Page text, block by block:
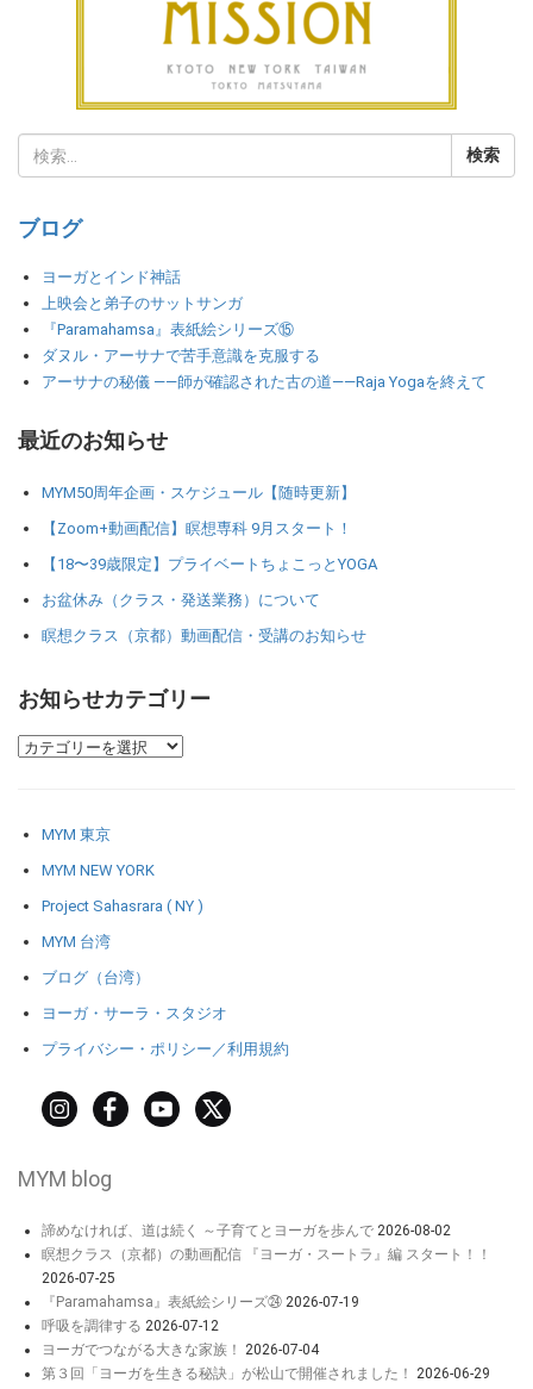
ブログ
ヨーガとインド神話
上映会と弟子のサットサンガ
『Paramahamsa』表紙絵シリーズ⑮
ダヌル・アーサナで苦手意識を克服する
アーサナの秘儀 ――師が確認された古の道――Raja Yogaを終えて
最近のお知らせ
MYM50周年企画・スケジュール【随時更新】
【Zoom+動画配信】瞑想専科 9月スタート！
【18〜39歳限定】プライベートちょこっとYOGA
お盆休み（クラス・発送業務）について
瞑想クラス（京都）動画配信・受講のお知らせ
お知らせカテゴリー
MYM 東京
MYM NEW YORK
Project Sahasrara ( NY )
MYM 台湾
ブログ（台湾）
ヨーガ・サーラ・スタジオ
プライバシー・ポリシー／利用規約
MYM blog
諦めなければ、道は続く ～子育てとヨーガを歩んで 2026-08-02
瞑想クラス（京都）の動画配信 『ヨーガ・スートラ』編 スタート！！
2026-07-25
『Paramahamsa』表紙絵シリーズ㉔ 2026-07-19
呼吸を調律する 2026-07-12
ヨーガでつながる大きな家族！
2026-07-04
第３回「ヨーガを生きる秘訣」が松山で開催されました！
2026-06-29